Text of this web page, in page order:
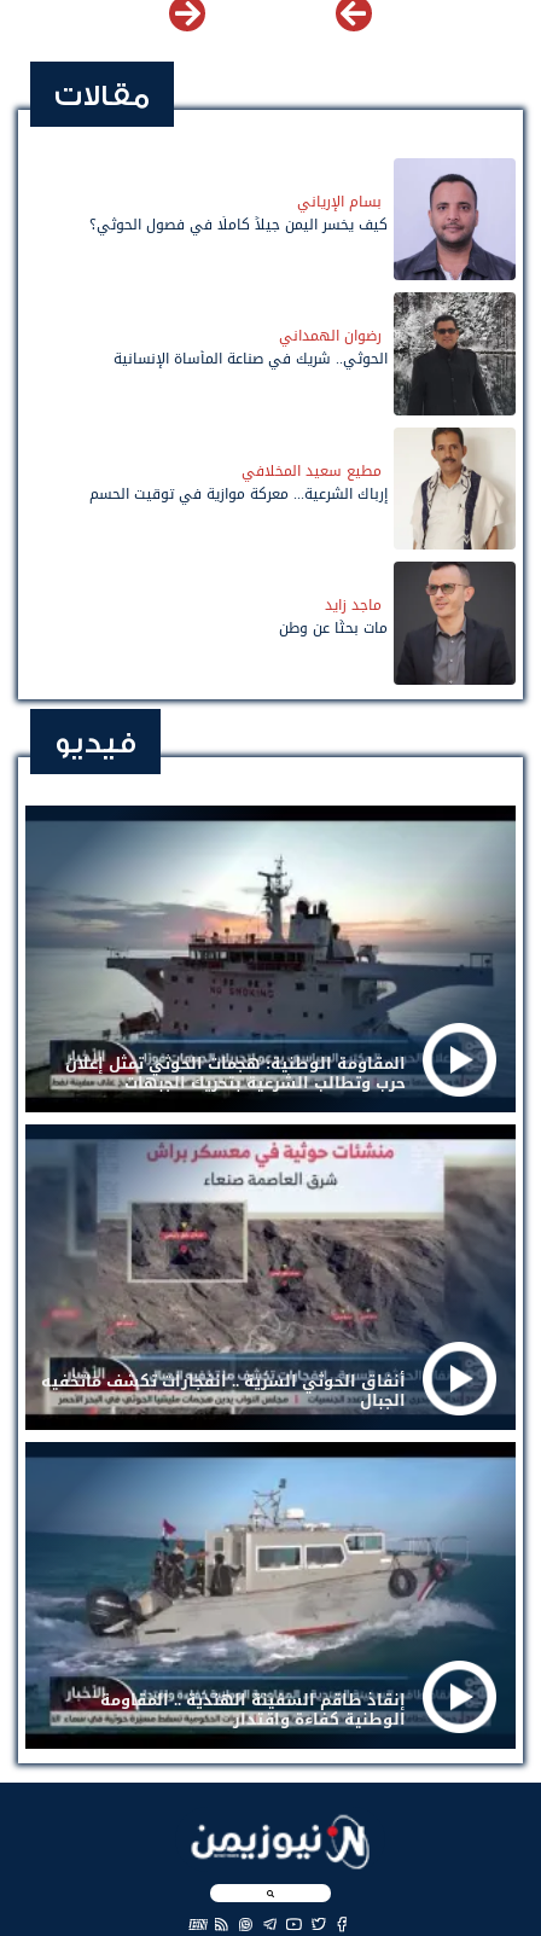
مقالات
بسام الإرياني
كيف يخسر اليمن جيلاً كاملًا في فصول الحوثي؟
رضوان الهمداني
الحوثي.. شريك في صناعة المأساة الإنسانية
مطيع سعيد المخلافي
إرباك الشرعية... معركة موازية في توقيت الحسم
ماجد زايد
مات بحثًا عن وطن
فيديو
المقاومة الوطنية: هجمات الحوثي تمثل إعلان
حرب وتطالب الشرعية بتحريك الجبهات
أنفاق الحوثي السرية .. انفجارات تكشف ماتخفيه
الجبال
إنقاذ طاقم السفينة الهندية .. المقاومة
الوطنية كفاءة واقتدار
EN